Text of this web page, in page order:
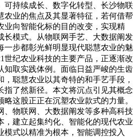
可持续成长、数字化转型、长沙物联
农业的焦点及其显著特征，若何借帮
业向智能化标的目的改变，实现精
长模式。从物联网手艺、大数据阐发
一步都彰光鲜明显现代聪慧农业的魅
世纪农业科技的主要产品，正逐渐改
知取实践体例。面临日益严峻的生齿
聪慧农业以其奇特的和手艺手段，
指了然新径。本文将沉点引见其概念
这股正正在沉塑农业款式的力量。
、物联网、大数据阐发等多种高科技
，建立起集约化、智能化的现代农业
模式以精准为根本，智能调控投入